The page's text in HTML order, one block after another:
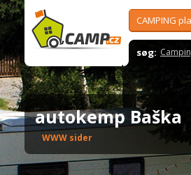
CAMPING
søg:
autokemp Baška
WWW sider